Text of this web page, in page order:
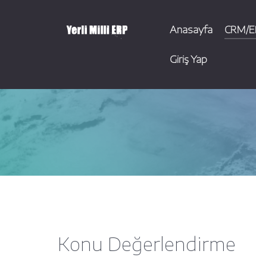
Anasayfa CRM/
Giriş Yap
Konu Değerlendirme